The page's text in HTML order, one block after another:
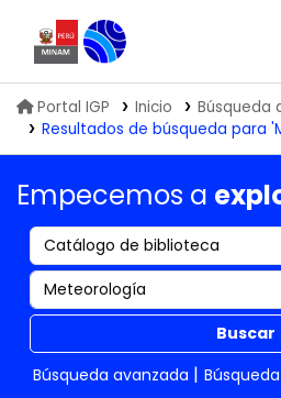
Biblioteca IGP
Portal IGP Inicio
Búsqueda
Resultados de búsqueda para
Empecemos a
Buscar
Búsqueda avanzada